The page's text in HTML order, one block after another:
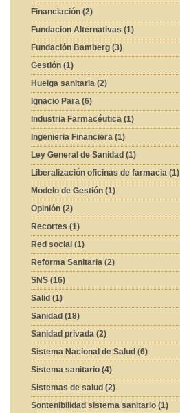
Financiación (2)
Fundacion Alternativas (1)
Fundación Bamberg (3)
Gestión (1)
Huelga sanitaria (2)
Ignacio Para (6)
Industria Farmacéutica (1)
Ingenieria Financiera (1)
Ley General de Sanidad (1)
Liberalización oficinas de farmacia (1)
Modelo de Gestión (1)
Opinión (2)
Recortes (1)
Red social (1)
Reforma Sanitaria (2)
SNS (16)
Salid (1)
Sanidad (18)
Sanidad privada (2)
Sistema Nacional de Salud (6)
Sistema sanitario (4)
Sistemas de salud (2)
Sontenibilidad sistema sanitario (1)